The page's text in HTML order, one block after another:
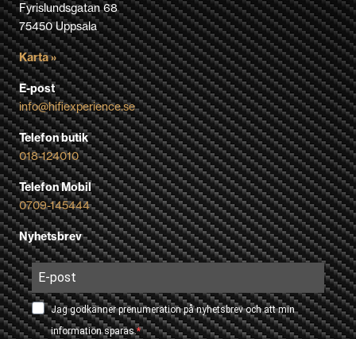
Fyrislundsgatan 68
75450 Uppsala
Karta »
E-post
info@hifiexperience.se
Telefon butik
018-124010
Telefon Mobil
0709-145444
Nyhetsbrev
Jag godkänner prenumeration på nyhetsbrev och att min
information sparas.